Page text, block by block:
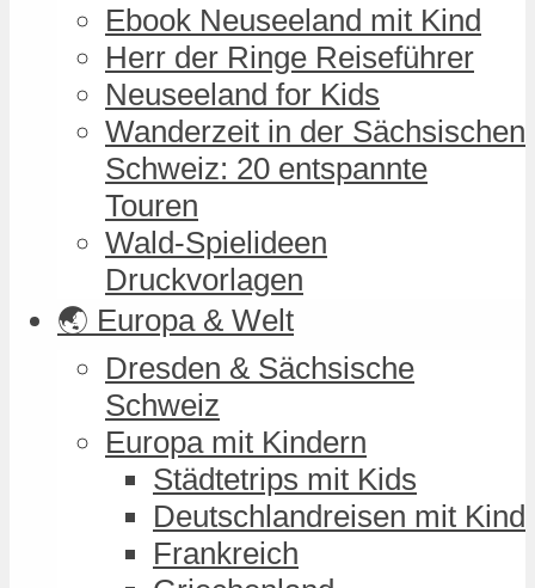
Ebook Neuseeland mit Kind
Herr der Ringe Reiseführer
Neuseeland for Kids
Wanderzeit in der Sächsischen
Schweiz: 20 entspannte
Touren
Wald-Spielideen
Druckvorlagen
🌏 Europa & Welt
Dresden & Sächsische
Schweiz
Europa mit Kindern
Städtetrips mit Kids
Deutschlandreisen mit Kind
Frankreich